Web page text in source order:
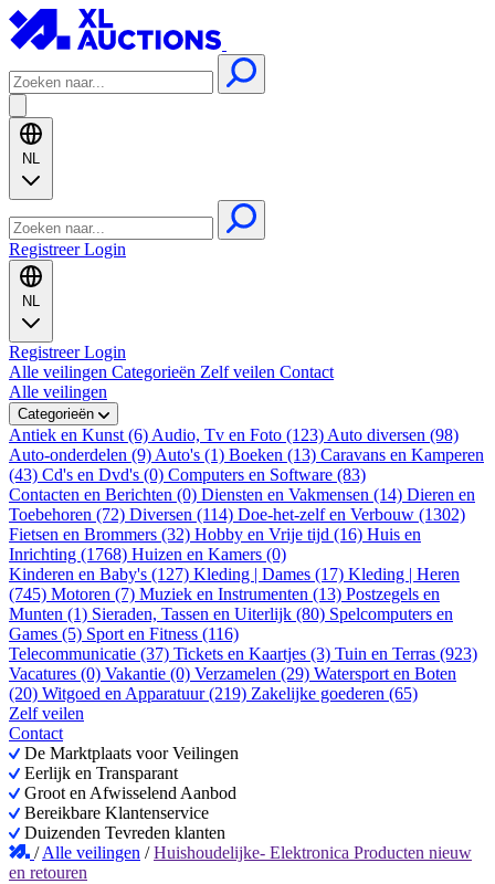
NL
RegistreerLogin
NL
RegistreerLogin
Alle veilingen Categorieën Zelf veilen Contact
Alle veilingen
Categorieën
Antiek en Kunst (6) Audio, Tv en Foto (123) Auto diversen (98)
Auto-onderdelen (9) Auto's (1) Boeken (13) Caravans en Kamperen
(43) Cd's en Dvd's (0) Computers en Software (83)
Contacten en Berichten (0) Diensten en Vakmensen (14) Dieren en
Toebehoren (72) Diversen (114) Doe-het-zelf en Verbouw (1302)
Fietsen en Brommers (32) Hobby en Vrije tijd (16) Huis en
Inrichting (1768) Huizen en Kamers (0)
Kinderen en Baby's (127) Kleding | Dames (17) Kleding | Heren
(745) Motoren (7) Muziek en Instrumenten (13) Postzegels en
Munten (1) Sieraden, Tassen en Uiterlijk (80) Spelcomputers en
Games (5) Sport en Fitness (116)
Telecommunicatie (37) Tickets en Kaartjes (3) Tuin en Terras (923)
Vacatures (0) Vakantie (0) Verzamelen (29) Watersport en Boten
(20) Witgoed en Apparatuur (219) Zakelijke goederen (65)
Zelf veilen
Contact
De Marktplaats voor Veilingen
Eerlijk en Transparant
Groot en Afwisselend Aanbod
Bereikbare Klantenservice
Duizenden Tevreden klanten
/Alle veilingen /Huishoudelijke- Elektronica Producten nieuw
en retouren